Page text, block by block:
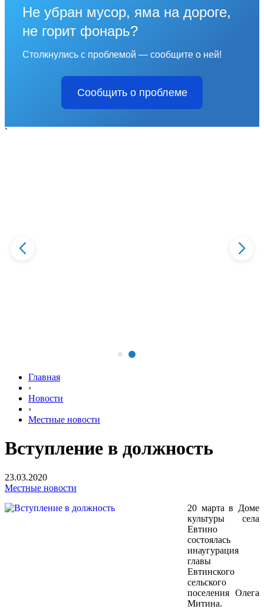
Не убран мусор, яма на дороге,
не горит фонарь?
Столкнулись с проблемой — сообщите о ней!
Сообщить о проблеме
`
Главная
›
Новости
›
Местные новости
Вступление в должность
23.03.2020
Местные новости
20 марта в Доме
культуры села
Евтино
состоялась
инаугурация
главы
Евтинского
сельского
поселения Олега
Митина.